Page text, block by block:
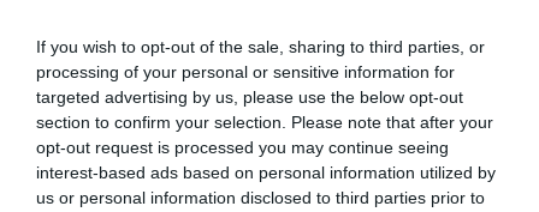
If you wish to opt-out of the sale, sharing to third parties, or
processing of your personal or sensitive information for
targeted advertising by us, please use the below opt-out
section to confirm your selection. Please note that after your
opt-out request is processed you may continue seeing
interest-based ads based on personal information utilized by
us or personal information disclosed to third parties prior to